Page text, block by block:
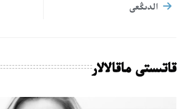
الدىڭعى
قاتىستى ماقالالار